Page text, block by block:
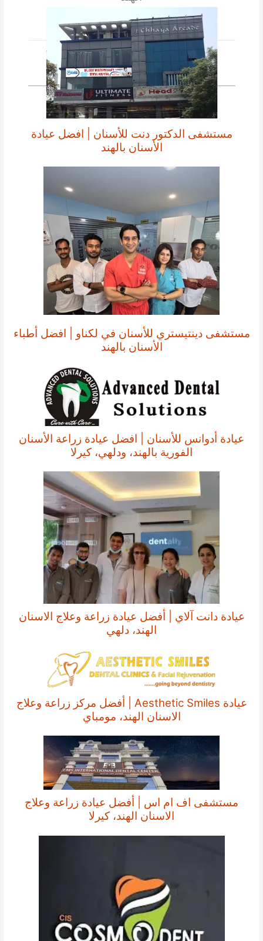
مستشفى الدكتور دنت للأسنان | افضل عيادة
الأسنان بالهند
مستشفى دينتيستري للأسنان في لكناو | افضل أطباء
الأسنان بالهند
عيادة أدوانس للأسنان | افضل عيادة زراعة الأسنان
الفورية بالهند، ودلهي، كيرلا
عيادة دانت آلاي | أفضل عيادة زراعة وعلاج الاسنان
الهند، دلهي
عيادة Aesthetic Smiles | أفضل مركز زراعة وعلاج
الاسنان الهند، مومباي
مستشفى اف ام اس | أفضل عيادة زراعة وعلاج
الاسنان الهند، كيرلا